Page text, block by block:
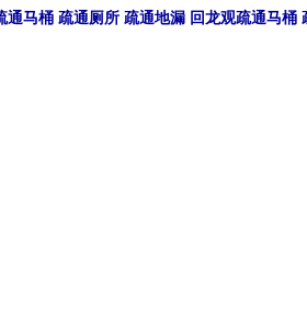
通马桶 疏通厕所 疏通地漏 回龙观疏通马桶